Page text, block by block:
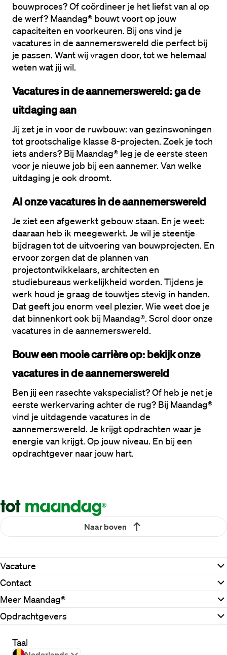
bouwproces? Of coördineer je het liefst van al op
de werf? Maandag® bouwt voort op jouw
capaciteiten en voorkeuren. Bij ons vind je
vacatures in de aannemerswereld die perfect bij
je passen. Want wij vragen door, tot we helemaal
weten wat jij wil.
Vacatures in de aannemerswereld: ga de
uitdaging aan
Jij zet je in voor de ruwbouw: van gezinswoningen
tot grootschalige klasse 8-projecten. Zoek je toch
iets anders? Bij Maandag® leg je de eerste steen
voor je nieuwe job bij een aannemer. Van welke
uitdaging je ook droomt.
Al onze vacatures in de aannemerswereld
Je ziet een afgewerkt gebouw staan. En je weet:
daaraan heb ik meegewerkt. Je wil je steentje
bijdragen tot de uitvoering van bouwprojecten. En
ervoor zorgen dat de plannen van
projectontwikkelaars, architecten en
studiebureaus werkelijkheid worden. Tijdens je
werk houd je graag de touwtjes stevig in handen.
Dat geeft jou enorm veel plezier. Wie weet doe je
dat binnenkort ook bij Maandag®. Scrol door onze
vacatures in de aannemerswereld.
Bouw een mooie carrière op: bekijk onze
vacatures in de aannemerswereld
Ben jij een rasechte vakspecialist? Of heb je net je
eerste werkervaring achter de rug? Bij Maandag®
vind je uitdagende vacatures in de
aannemerswereld. Je krijgt opdrachten waar je
energie van krijgt. Op jouw niveau. En bij een
opdrachtgever naar jouw hart.
Naar boven
Vacature
Contact
Meer Maandag®
Opdrachtgevers
Taal